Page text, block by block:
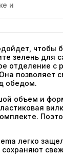
и
чтобы
зелень для
отделение с
позволяет
обедом.
объем и
легко